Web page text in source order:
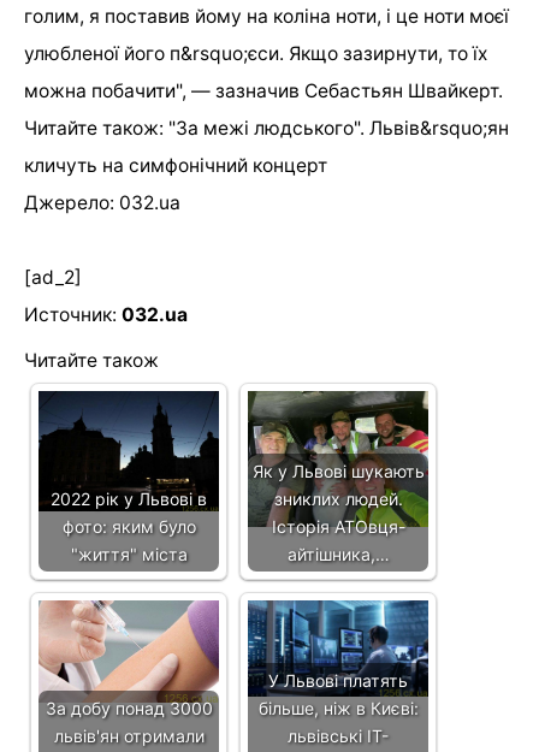
голим, я поставив йому на коліна ноти, і це ноти моєї
улюбленої його п&rsquo;єси. Якщо зазирнути, то їх
можна побачити", — зазначив Себастьян Швайкерт.
Читайте також: "За межі людського". Львів&rsquo;ян
кличуть на симфонічний концерт
Джерело: 032.ua
[ad_2]
Источник: 032.ua
Читайте також
2022 рік у Львові в
фото: яким було
"життя" міста
Як у Львові шукають
зниклих людей.
Історія АТОвця-
айтішника,…
За добу понад 3000
львів'ян отримали
У Львові платять
більше, ніж в Києві:
львівські IT-